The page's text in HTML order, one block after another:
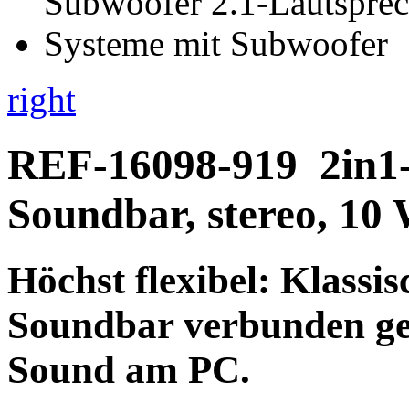
right
REF-16098-919
Soundbar, stereo, 10
Höchst flexibel:
Soundbar verbunden
Sound am PC.